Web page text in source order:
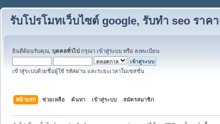
รับโปรโมทเว็บไซต์ google, รับทำ seo ราค
ยินดีต้อนรับคุณ, บุคคลทั่วไป กรุณา เข้าสู่ระบบ หรือ ลงทะเบียน
เข้าสู่ระบบด้วยชื่อผู้ใช้ รหัสผ่าน และระยะเวลาในเซสชั่น
หน้าแรก ช่วยเหลือ ค้นหา เข้าสู่ระบบ สมัครสมาชิก